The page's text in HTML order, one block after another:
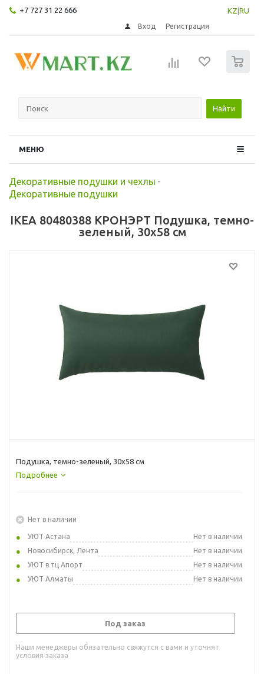
+7 727 31 22 666 KZ RU
Вход Регистрация
Найти
МЕНЮ
Декоративные подушки и чехлы -
Декоративные подушки
IKEA 80480388 КРОНЭРТ Подушка, темно-
зеленый, 30x58 см
Подушка, темно-зеленый, 30x58 см
Подробнее
Нет в наличии
УЮТ Астана
Нет в наличии
Новосибирск, Лента
Нет в наличии
УЮТ в тц Апорт
Нет в наличии
УЮТ Алматы
Нет в наличии
Под заказ
Наши менеджеры обязательно свяжутся с вами и уточнят
условия заказа